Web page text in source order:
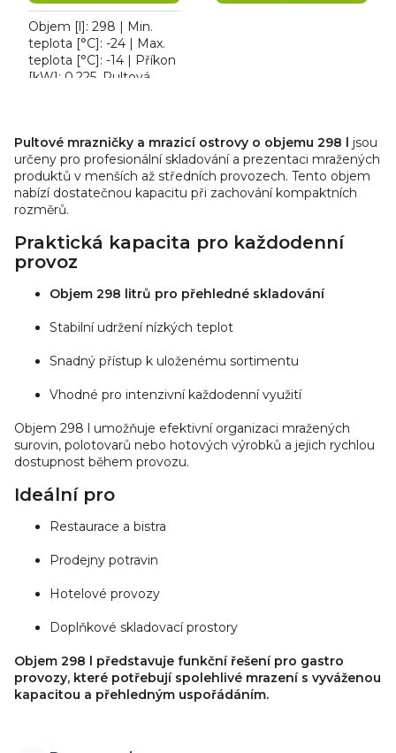
Objem [l]: 298 | Min.
teplota [°C]: -24 | Max.
teplota [°C]: -14 | Příkon
[kW]: 0.225. Pultová
v
l
á
d
í
r
k
v
ý
i
s
Pultové mrazničky a mrazicí ostrovy o objemu 298 l jsou
určeny pro profesionální skladování a prezentaci mražených
produktů v menších až středních provozech. Tento objem
nabízí dostatečnou kapacitu při zachování kompaktních
rozměrů.
Praktická kapacita pro každodenní
provoz
Objem 298 litrů pro přehledné skladování
Stabilní udržení nízkých teplot
Snadný přístup k uloženému sortimentu
Vhodné pro intenzivní každodenní využití
Objem 298 l umožňuje efektivní organizaci mražených
surovin, polotovarů nebo hotových výrobků a jejich rychlou
dostupnost během provozu.
Ideální pro
Restaurace a bistra
Prodejny potravin
Hotelové provozy
Doplňkové skladovací prostory
Objem 298 l představuje funkční řešení pro gastro
provozy, které potřebují spolehlivé mrazení s vyváženou
kapacitou a přehledným uspořádáním.